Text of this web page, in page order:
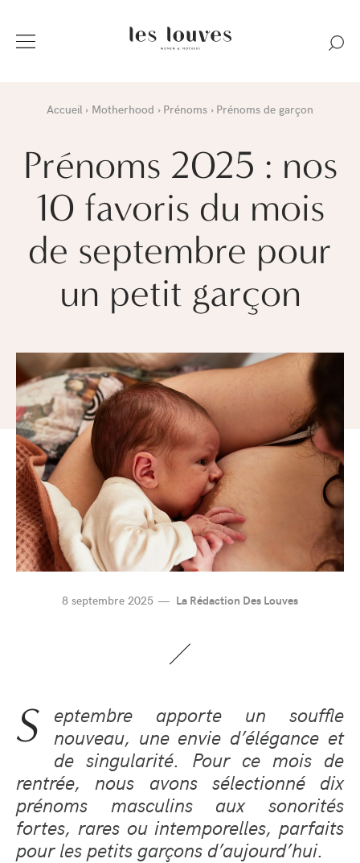
Accueil Motherhood Prénoms Prénoms de garçon
Prénoms 2025 : nos
10 favoris du mois
de septembre pour
un petit garçon
8 septembre 2025 La Rédaction Des Louves
S eptembre apporte un souffle
nouveau, une envie d’élégance et
de singularité. Pour ce mois de
rentrée, nous avons sélectionné dix
prénoms masculins aux sonorités
fortes, rares ou intemporelles, parfaits
pour les petits garçons d’aujourd’hui.